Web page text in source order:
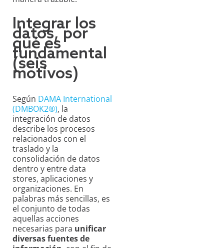
Integrar los
datos, por
qué es
fundamental
(seis
motivos)
Según DAMA International
(DMBOK2®), la
integración de datos
describe los procesos
relacionados con el
traslado y la
consolidación de datos
dentro y entre data
stores, aplicaciones y
organizaciones. En
palabras más sencillas, es
el conjunto de todas
aquellas acciones
necesarias para unificar
diversas fuentes de